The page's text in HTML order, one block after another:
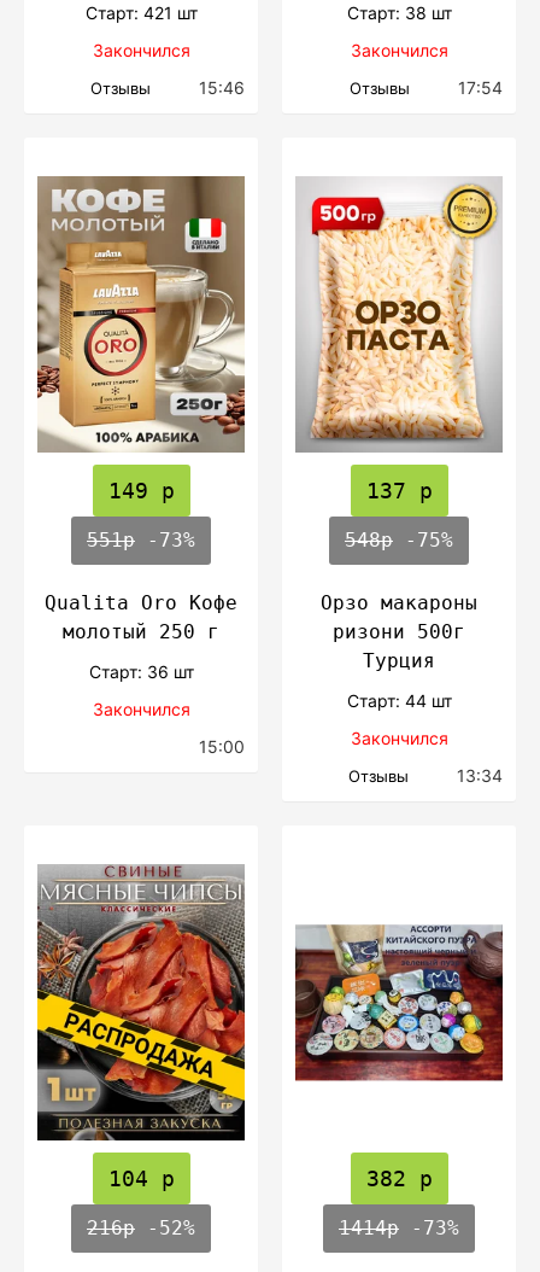
Cтарт: 421 шт
Закончился
Отзывы 15:46
Cтарт: 38 шт
Закончился
Отзывы 17:54
149 р
551р -73%
Qualita Oro Кофе
молотый 250 г
Cтарт: 36 шт
Закончился
15:00
137 р
548р -75%
Орзо макароны
ризони 500г
Турция
Cтарт: 44 шт
Закончился
Отзывы 13:34
104 р
216р -52%
382 р
1414р -73%